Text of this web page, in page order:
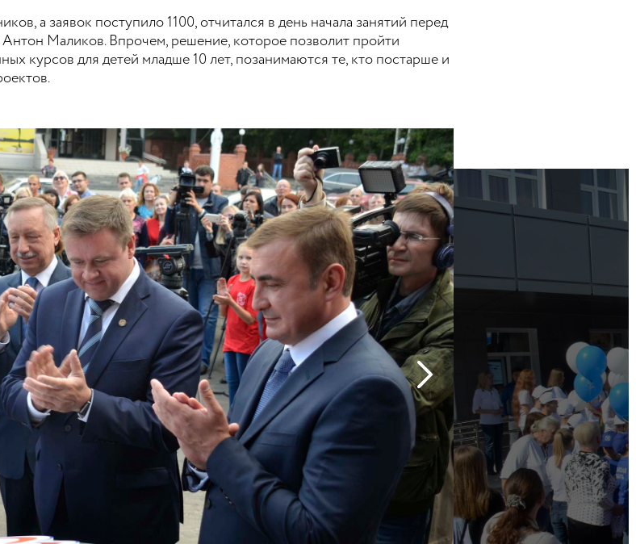
а заявок поступило 1100, отчитался в день начала занятий перед
Маликов. Впрочем, решение, которое позволит пройти
курсов для детей младше 10 лет, позанимаются те, кто постарше и